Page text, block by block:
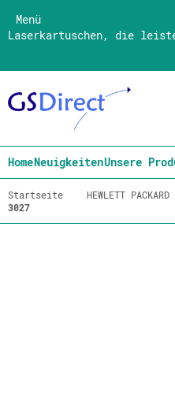
Menü
Laserkartuschen, die
HomeNeuigkeitenUnsere
Startseite HEWLETT PACKARD
3027